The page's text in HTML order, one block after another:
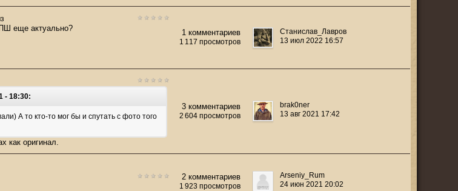
еще актуально?
1 комментариев
1 117 просмотров
Станислав_Лавров
13 июл 2022 16:57
- 18:30:
А то кто-то мог бы и спутать с фото того
как оригинал.
3 комментариев
2 604 просмотров
brak0ner
13 авг 2021 17:42
2 комментариев
1 923 просмотров
Arseniy_Rum
24 июн 2021 20:02